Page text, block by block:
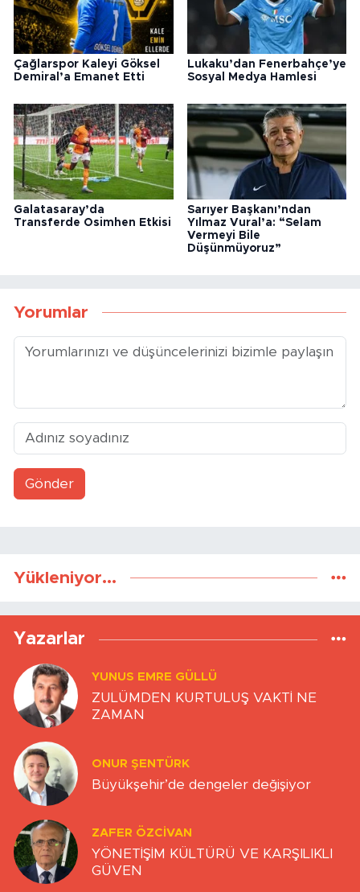
Çağlarspor Kaleyi Göksel
Demiral’a Emanet Etti
Lukaku’dan Fenerbahçe’ye
Sosyal Medya Hamlesi
Galatasaray’da
Transferde Osimhen Etkisi
Sarıyer Başkanı’ndan
Yılmaz Vural’a: “Selam
Vermeyi Bile
Düşünmüyoruz”
Yorumlar
Gönder
Yükleniyor...
Yazarlar
YUNUS EMRE GÜLLÜ
ZULÜMDEN KURTULUŞ VAKTİ NE
ZAMAN
ONUR ŞENTÜRK
Büyükşehir’de dengeler değişiyor
ZAFER ÖZCIVAN
YÖNETİŞİM KÜLTÜRÜ VE KARŞILIKLI
GÜVEN